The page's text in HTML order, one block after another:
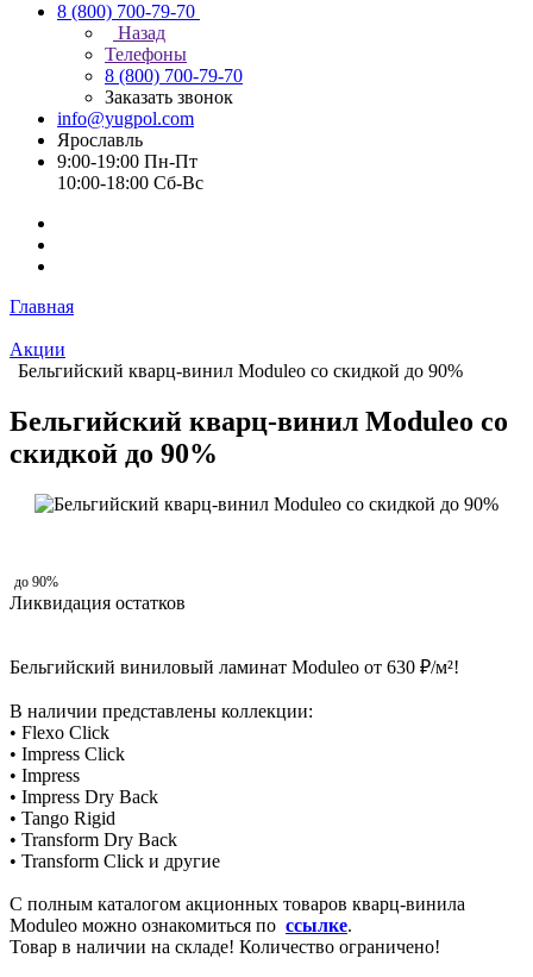
8 (800) 700-79-70
Назад
Телефоны
8 (800) 700-79-70
Заказать звонок
info@yugpol.com
Ярославль
9:00-19:00 Пн-Пт
10:00-18:00 Cб-Вс
Главная
Акции
Бельгийский кварц-винил Moduleo со скидкой до 90%
Бельгийский кварц-винил Moduleo со
скидкой до 90%
до 90%
Ликвидация остатков
Бельгийский виниловый ламинат Moduleo от 630 ₽/м²!
В наличии представлены коллекции:
• Flexo Click
• Impress Click
• Impress
• Impress Dry Back
• Tango Rigid
• Transform Dry Back
• Transform Click и другие
С полным каталогом акционных товаров кварц-винила
Moduleo можно ознакомиться по ссылке.
Товар в наличии на складе! Количество ограничено!